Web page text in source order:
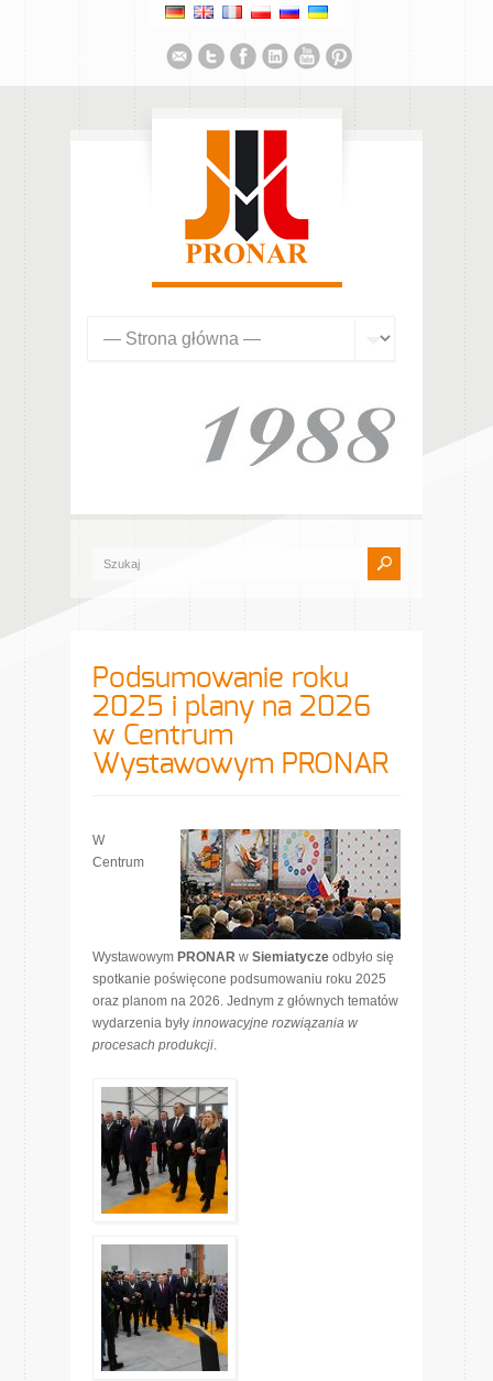
Podsumowanie roku
2025 i plany na 2026
w Centrum
Wystawowym PRONAR
W
Centrum
Wystawowym PRONAR w Siemiatycze odbyło się
spotkanie poświęcone podsumowaniu roku 2025
oraz planom na 2026. Jednym z głównych tematów
wydarzenia były innowacyjne rozwiązania w
procesach produkcji.